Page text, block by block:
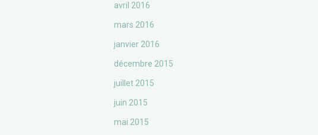
avril 2016
mars 2016
janvier 2016
décembre 2015
juillet 2015
juin 2015
mai 2015